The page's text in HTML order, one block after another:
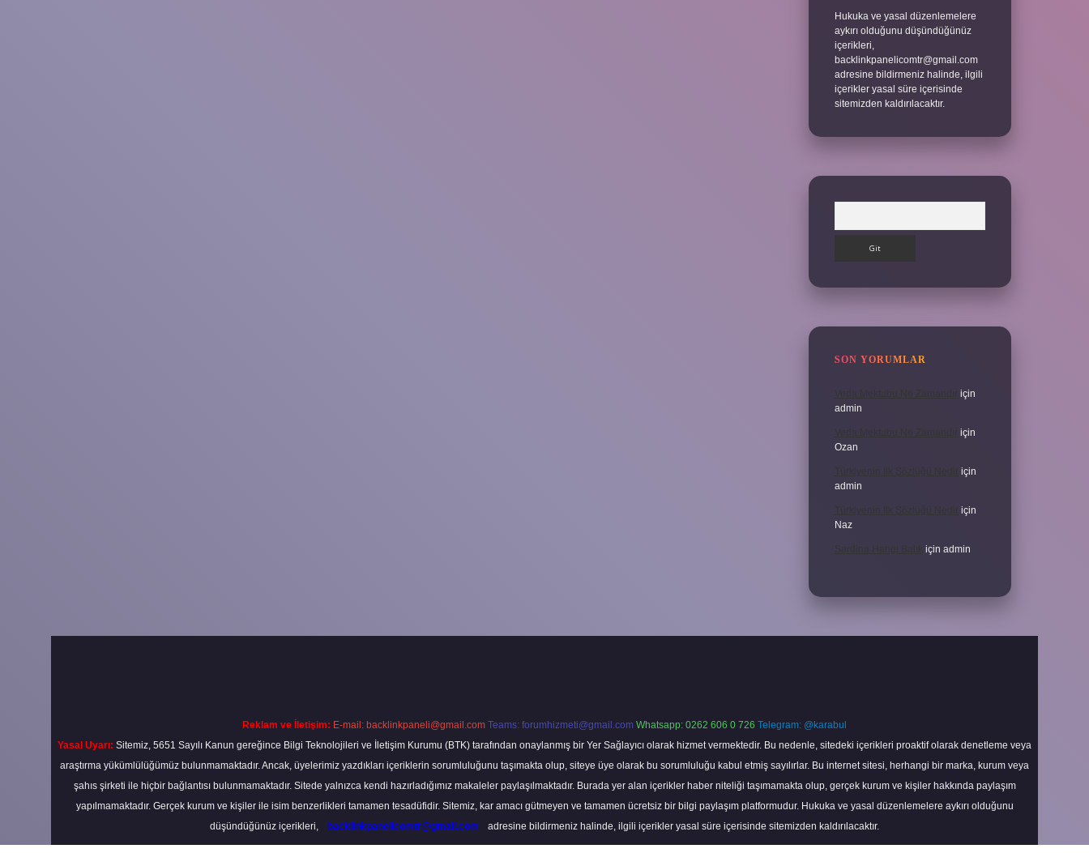
Hukuka ve yasal düzenlemelere
aykırı olduğunu düşündüğünüz
içerikleri,
backlinkpanelicomtr@gmail.com
adresine bildirmeniz halinde, ilgili
içerikler yasal süre içerisinde
sitemizden kaldırılacaktır.
SON YORUMLAR
Veda Mektubu Ne Zamandır
için
admin
Veda Mektubu Ne Zamandır
için
Ozan
Türkiyenin Ilk Sözlüğü Nedir için
admin
Türkiyenin Ilk Sözlüğü Nedir için
Naz
Sardina Hangi Balık için admin
Reklam ve İletişim: E-mail: backlinkpaneli@gmail.com Teams: forumhizmeti@gmail.com Whatsapp: 0262 606 0 726 Telegram: @karabul
Yasal Uyarı: Sitemiz, 5651 Sayılı Kanun gereğince Bilgi Teknolojileri ve İletişim Kurumu (BTK) tarafından onaylanmış bir Yer Sağlayıcı olarak hizmet vermektedir. Bu nedenle, sitedeki içerikleri proaktif olarak denetleme veya
araştırma yükümlülüğümüz bulunmamaktadır. Ancak, üyelerimiz yazdıkları içeriklerin sorumluluğunu taşımakta olup, siteye üye olarak bu sorumluluğu kabul etmiş sayılırlar. Bu internet sitesi, herhangi bir marka, kurum veya
şahıs şirketi ile hiçbir bağlantısı bulunmamaktadır. Sitede yalnızca kendi hazırladığımız makaleler paylaşılmaktadır. Burada yer alan içerikler haber niteliği taşımamakta olup, gerçek kurum ve kişiler hakkında paylaşım
yapılmamaktadır. Gerçek kurum ve kişiler ile isim benzerlikleri tamamen tesadüfidir. Sitemiz, kar amacı gütmeyen ve tamamen ücretsiz bir bilgi paylaşım platformudur. Hukuka ve yasal düzenlemelere aykırı olduğunu
düşündüğünüz içerikleri,
backlinkpanelicomtr@gmail.com adresine bildirmeniz halinde, ilgili içerikler yasal süre içerisinde sitemizden kaldırılacaktır.